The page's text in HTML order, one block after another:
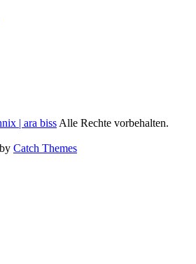
| ara biss Alle Rechte vorbehalten.
Catch Themes